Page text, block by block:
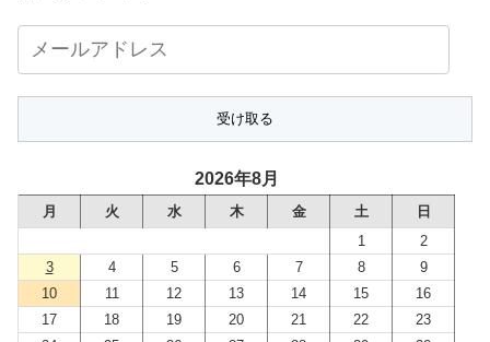
ー
ル
レ
2026年8月
月 火 水 木 金 土 日
1
2
3
4 5 6 7 8
9
10
11 12 13 14 15
16
17
18 19 20 21 22
23